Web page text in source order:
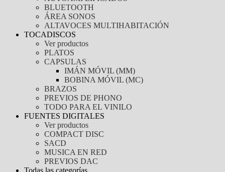
BLUETOOTH
ÁREA SONOS
ALTAVOCES MULTIHABITACIÓN
TOCADISCOS
Ver productos
PLATOS
CAPSULAS
IMÁN MÓVIL (MM)
BOBINA MÓVIL (MC)
BRAZOS
PREVIOS DE PHONO
TODO PARA EL VINILO
FUENTES DIGITALES
Ver productos
COMPACT DISC
SACD
MUSICA EN RED
PREVIOS DAC
Todas las categorías